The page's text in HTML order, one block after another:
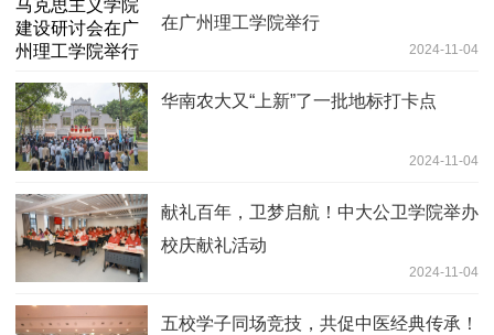
在广州理工学院举行
2024-11-04
华南农大又“上新”了一批地标打卡点
2024-11-04
献礼百年，卫梦启航！中大公卫学院举办
校庆献礼活动
2024-11-04
五校学子同场竞技，共促中医经典传承！